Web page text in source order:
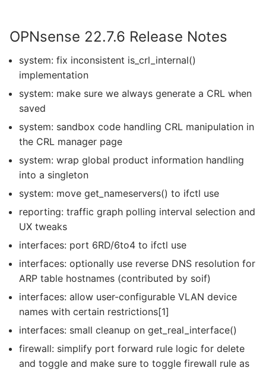
OPNsense 22.7.6 Release Notes
system: fix inconsistent is_crl_internal()
implementation
system: make sure we always generate a CRL when
saved
system: sandbox code handling CRL manipulation in
the CRL manager page
system: wrap global product information handling
into a singleton
system: move get_nameservers() to ifctl use
reporting: traffic graph polling interval selection and
UX tweaks
interfaces: port 6RD/6to4 to ifctl use
interfaces: optionally use reverse DNS resolution for
ARP table hostnames (contributed by soif)
interfaces: allow user-configurable VLAN device
names with certain restrictions[1]
interfaces: small cleanup on get_real_interface()
firewall: simplify port forward rule logic for delete
and toggle and make sure to toggle firewall rule as